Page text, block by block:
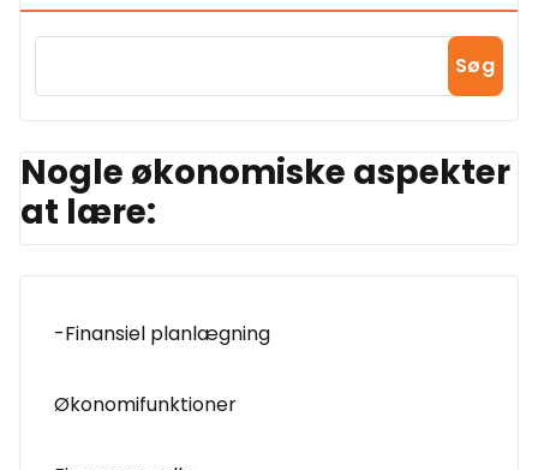
Søg
Nogle økonomiske aspekter
at lære:
-Finansiel planlægning
Økonomifunktioner